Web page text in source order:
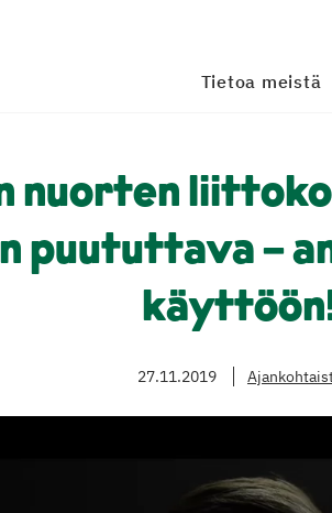
Tietoa meistä
nuorten
puututtava –
27.11.2019